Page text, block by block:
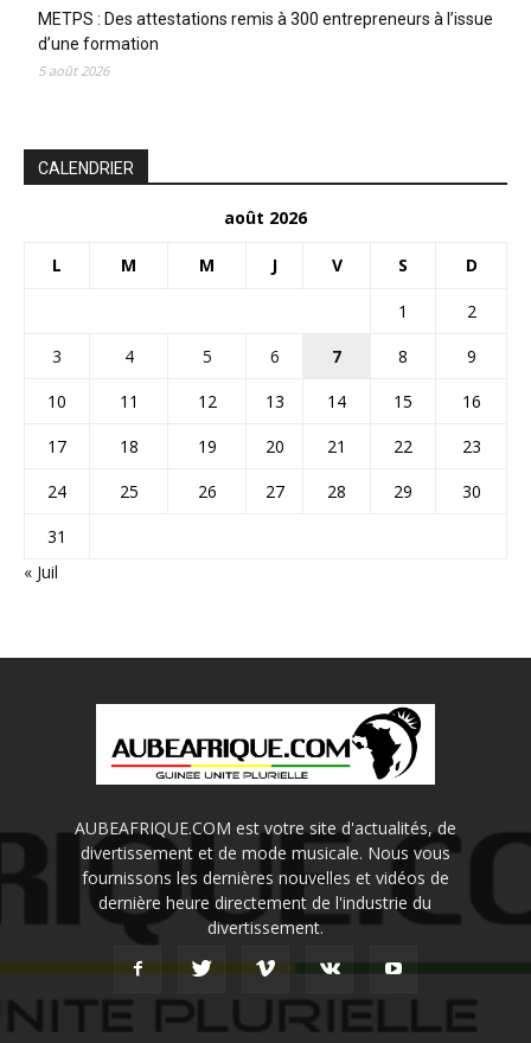
METPS : Des attestations remis à 300 entrepreneurs à l’issue
d’une formation
5 août 2026
CALENDRIER
août 2026
L M M J V S D
1
2
3
4 5 6 7 8
9
10
11 12 13 14 15
16
17
18 19 20 21 22
23
24
25 26 27 28 29
30
31
« Juil
AUBEAFRIQUE.COM est votre site d'actualités, de
divertissement et de mode musicale. Nous vous
fournissons les dernières nouvelles et vidéos de
dernière heure directement de l'industrie du
divertissement.